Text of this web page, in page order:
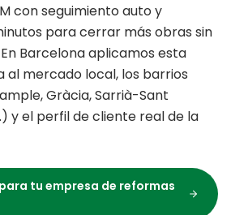
con seguimiento auto y
para cerrar más obras sin
En Barcelonaaplicamos esta
al mercado local, los barrios
Gràcia, Sarrià-Sant
y el perfil de cliente real de la
tu empresa de reformas